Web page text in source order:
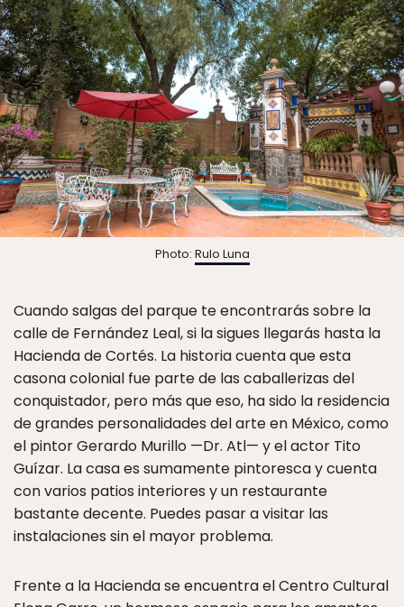
Photo: Rulo Luna
Cuando salgas del parque te encontrarás sobre la
calle de Fernández Leal, si la sigues llegarás hasta la
Hacienda de Cortés. La historia cuenta que esta
casona colonial fue parte de las caballerizas del
conquistador, pero más que eso, ha sido la residencia
de grandes personalidades del arte en México, como
el pintor Gerardo Murillo —Dr. Atl— y el actor Tito
Guízar. La casa es sumamente pintoresca y cuenta
con varios patios interiores y un restaurante
bastante decente. Puedes pasar a visitar las
instalaciones sin el mayor problema.
Frente a la Hacienda se encuentra el Centro Cultural